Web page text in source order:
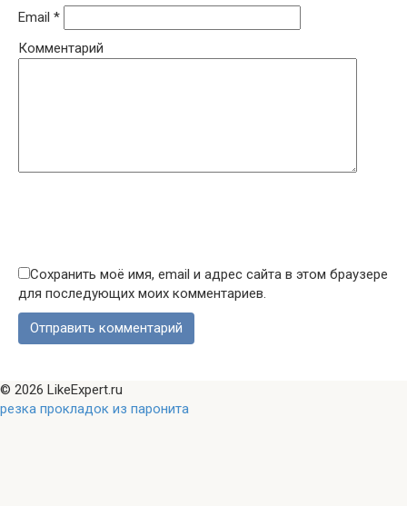
Email *
Комментарий
Сохранить моё имя, email и адрес сайта в этом браузере
для последующих моих комментариев.
© 2026 LikeExpert.ru
резка прокладок из паронита